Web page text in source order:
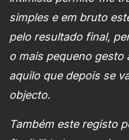
simples e em bruto
pelo resultado final,
o mais pequeno gesto
aquilo que depois se
objecto.
Também este registo